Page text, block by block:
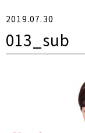
2019.07.30
013_sub